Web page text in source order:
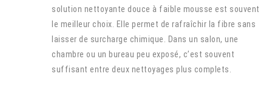
solution nettoyante douce à faible mousse est souvent
le meilleur choix. Elle permet de rafraîchir la fibre sans
laisser de surcharge chimique. Dans un salon, une
chambre ou un bureau peu exposé, c’est souvent
suffisant entre deux nettoyages plus complets.